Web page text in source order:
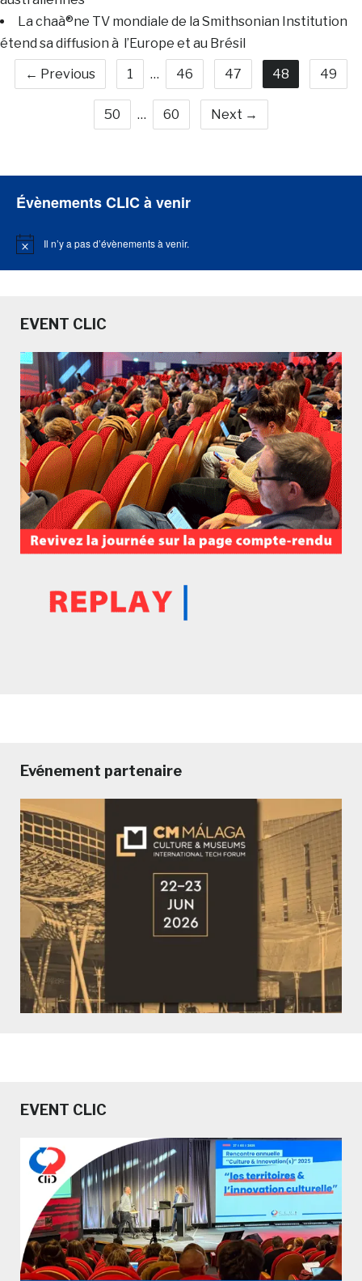
La chaà®ne TV mondiale de la Smithsonian Institution
étend sa diffusion à l’Europe et au Brésil
← Previous
1 … 46 47 48 49
50 … 60 Next →
Évènements CLIC à venir
Notice Il n’y a pas d’évènements à venir.
EVENT CLIC
Evénement partenaire
EVENT CLIC